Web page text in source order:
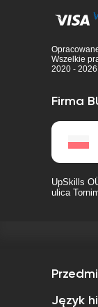
Wszelkie
2020 - 2026
Firma
UpSkills
ulica
Język